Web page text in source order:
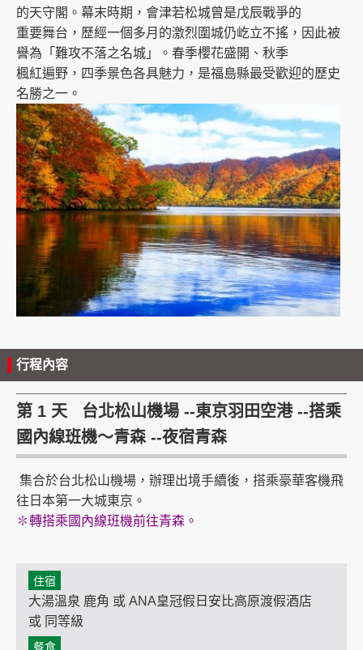
的天守閣。幕末時期，會津若松城曾是戊辰戰爭的
重要舞台，歷經一個多月的激烈圍城仍屹立不搖，因此被
譽為「難攻不落之名城」。春季櫻花盛開、秋季
楓紅遍野，四季景色各具魅力，是福島縣最受歡迎的歷史
名勝之一。
行程內容
第 1 天 台北松山機場 --東京羽田空港 --搭乘
國內線班機～青森 --夜宿青森
集合於台北松山機場，辦理出境手續後，搭乘豪華客機飛
往日本第一大城東京。
✽轉搭乘國內線班機前往青森。
住宿
大湯溫泉 鹿角 或 ANA皇冠假日安比高原渡假酒店
或 同等級
餐食